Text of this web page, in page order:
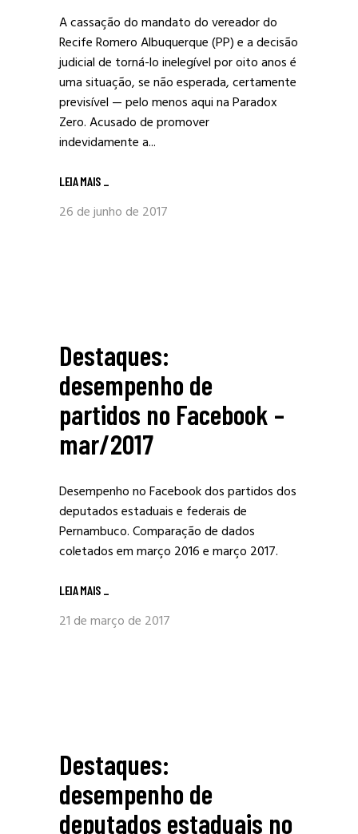
A cassação do mandato do vereador do
Recife Romero Albuquerque (PP) e a decisão
judicial de torná-lo inelegível por oito anos é
uma situação, se não esperada, certamente
previsível — pelo menos aqui na Paradox
Zero. Acusado de promover
indevidamente a...
LEIA MAIS _
26 de junho de 2017
Destaques:
desempenho de
partidos no Facebook –
mar/2017
Desempenho no Facebook dos partidos dos
deputados estaduais e federais de
Pernambuco. Comparação de dados
coletados em março 2016 e março 2017.
LEIA MAIS _
21 de março de 2017
Destaques:
desempenho de
deputados estaduais no